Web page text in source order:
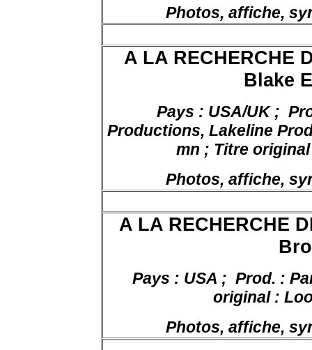
Photos, affiche,
A LA RECHERCHE
Blake
Pays : USA/UK ;
Productions, Lakeline
mn ; Titre
Photos, affiche,
A LA RECHERCHE
Pays : USA ; Prod. :
original :
Photos, affiche,